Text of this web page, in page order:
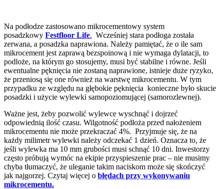
Na podłodze zastosowano mikrocementowy system
posadzkowy Festfloor Life. Wcześniej stara podłoga została
zerwana, a posadzka naprawiona. Należy pamiętać, że o ile sam
mikrocement jest zaprawą bezspoinową i nie wymaga dylatacji, to
podloże, na którym go stosujemy, musi być stabilne i równe. Jeśli
ewentualne pęknięcia nie zostaną naprawione, istnieje duże ryzyko,
że przeniosą się one również na warstwę mikrocementu. W tym
przypadku ze względu na głębokie pęknięcia konieczne było skucie
posadzki i użycie wylewki samopoziomującej (samorozlewnej).
Ważne jest, żeby pozwolić wylewce wyschnąć i dojrzeć
odpowiednią ilość czasu. Wilgotność podłoża przed nałożeniem
mikrocementu nie może przekraczać 4%. Przyjmuje się, że na
każdy milimetr wylewki należy odczekać 1 dzień. Oznacza to, że
jeśli wylewka ma 10 mm grubości musi schnąć 10 dni. Inwestorzy
często próbują wymóc na ekipie przyspieszenie prac – nie musimy
chyba tłumaczyć, że uleganie takim naciskom może się skończyć
jak najgorzej. Czytaj więcej o błędach przy wykonywaniu
mikrocementu.